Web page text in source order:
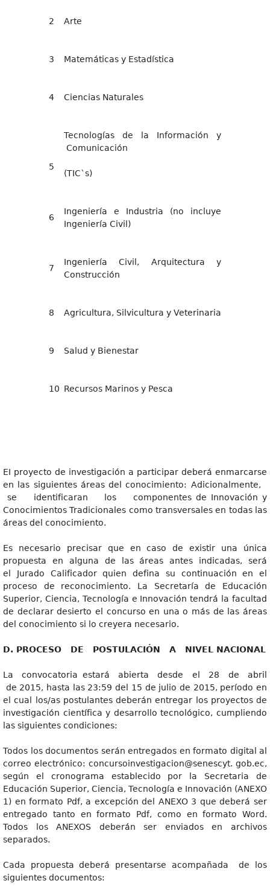
2 Arte
3 Matemáticas y Estadística
4 Ciencias Naturales
5
Tecnologías de la Información y
Comunicación
(TIC`s)
6
Ingeniería e Industria (no incluye
Ingeniería Civil)
7
Ingeniería Civil, Arquitectura y
Construcción
8 Agricultura, Silvicultura y Veterinaria
9 Salud y Bienestar
10 Recursos Marinos y Pesca
EI proyecto de investigación a participar deberá enmarcarse
en las siguientes áreas del conocimiento: Adicionalmente,
se identificaran los componentes de Innovación y
Conocimientos Tradicionales como transversales en todas las
áreas del conocimiento.
Es necesario precisar que en caso de existir una única
propuesta en alguna de las áreas antes indicadas, será
el Jurado Calificador quien defina su continuación en el
proceso de reconocimiento. La Secretaría de Educación
Superior, Ciencia, Tecnología e Innovación tendrá la facultad
de declarar desierto el concurso en una o más de las áreas
del conocimiento si lo creyera necesario.
D. PROCESO DE POSTULACIÓN A NIVEL NACIONAL
La convocatoria estará abierta desde el 28 de abril
de 2015, hasta las 23:59 del 15 de julio de 2015, período en
el cual los/as postulantes deberán entregar los proyectos de
investigación científica y desarrollo tecnológico, cumpliendo
las siguientes condiciones:
Todos los documentos serán entregados en formato digital al
correo electrónico: concursoinvestigacion@senescyt. gob.ec,
según el cronograma establecido por la Secretaria de
Educación Superior, Ciencia, Tecnología e Innovación (ANEXO
1) en formato Pdf, a excepción del ANEXO 3 que deberá ser
entregado tanto en formato Pdf, como en formato Word.
Todos los ANEXOS deberán ser enviados en archivos
separados.
Cada propuesta deberá presentarse acompañada de los
siguientes documentos: